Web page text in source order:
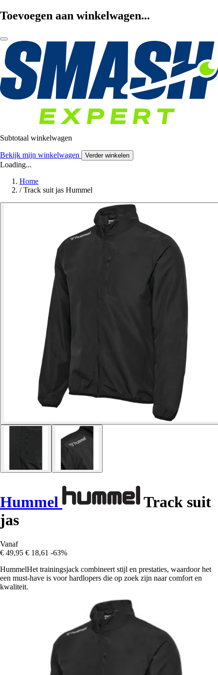
Toevoegen aan winkelwagen...
Subtotaal winkelwagen
Bekijk mijn winkelwagen Verder winkelen
Loading...
Home
/ Track suit jas Hummel
Hummel
Track suit
jas
Vanaf
€ 49,95 € 18,61 -63%
HummelHet trainingsjack combineert stijl en prestaties, waardoor het
een must-have is voor hardlopers die op zoek zijn naar comfort en
kwaliteit.